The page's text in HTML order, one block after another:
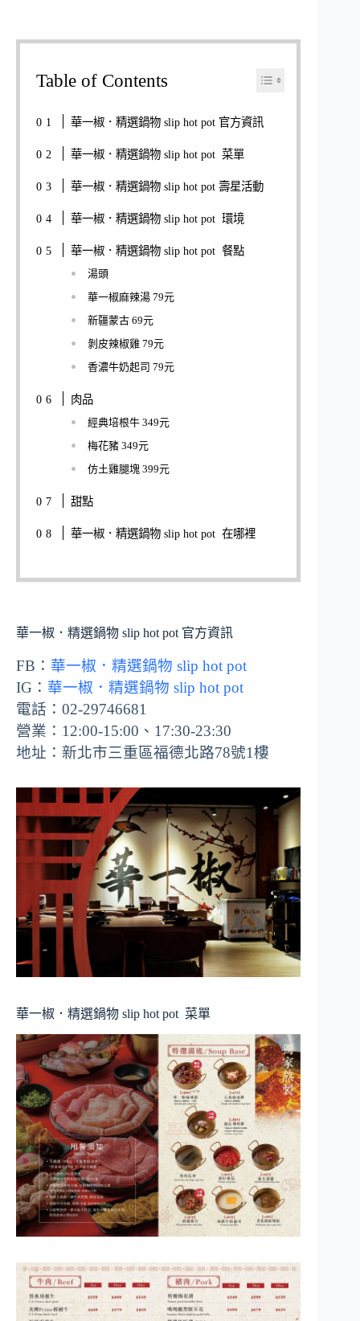
Table of Contents
華一椒．精選鍋物 slip hot pot 官方資訊
華一椒．精選鍋物 slip hot pot 菜單
華一椒．精選鍋物 slip hot pot 壽星活動
華一椒．精選鍋物 slip hot pot 環境
華一椒．精選鍋物 slip hot pot 餐點
湯頭
華一椒麻辣湯 79元
新疆蒙古 69元
剝皮辣椒雞 79元
香濃牛奶起司 79元
肉品
經典培根牛 349元
梅花豬 349元
仿土雞腿塊 399元
甜點
華一椒．精選鍋物 slip hot pot 在哪裡
華一椒．精選鍋物 slip hot pot 官方資訊
FB： 華一椒．精選鍋物 slip hot pot
IG： 華一椒．精選鍋物 slip hot pot
電話：02-29746681
營業：12:00-15:00、17:30-23:30
地址：新北市三重區福德北路78號1樓
華一椒．精選鍋物 slip hot pot 菜單